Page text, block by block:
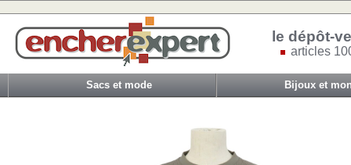
le dépôt-
articles
Sacs et mode Bijoux et